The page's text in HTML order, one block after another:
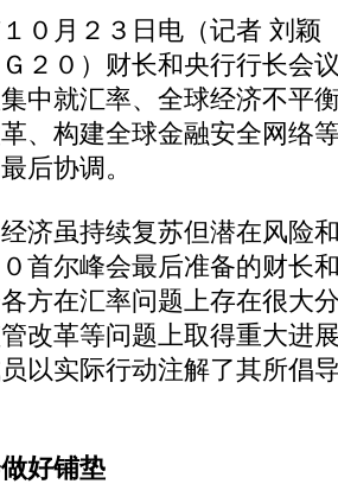
月２３日电（记者 刘颖
２０）财长和央行行长会
中就汇率、全球经济不平
、构建全球金融安全网络
后协调。
虽持续复苏但潜在风险
首尔峰会最后准备的财长
方在汇率问题上存在很大
改革等问题上取得重大进
以实际行动注解了其所倡
好铺垫